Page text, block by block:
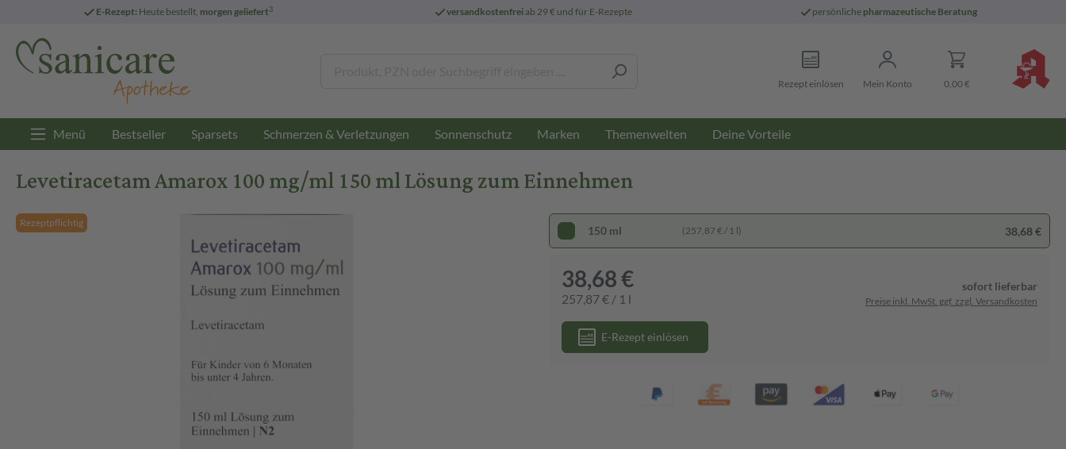
E-Rezept: Heute bestellt, morgen geliefert3 versandkostenfreiab 29 € und für E-Rezepte persönliche pharmazeutische Beratung
Rezept einlösen Mein Konto 0,00 €
Menü Bestseller Sparsets Schmerzen & Verletzungen Sonnenschutz Marken Themenwelten Deine Vorteile
Levetiracetam Amarox 100 mg/ml 150 ml Lösung zum Einnehmen
Rezeptpflichtig
150 ml (257,87 € / 1 l) 38,68 €
38,68 €
257,87 € / 1 l
sofort lieferbar
Preise inkl. MwSt. ggf. zzgl. Versandkosten
E-Rezept einlösen